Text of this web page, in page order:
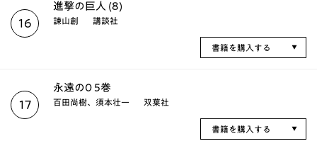
16
進撃の巨人 (8)
諫山創 講談社
書籍を購入する
17
永遠の0 5巻
百田尚樹、須本壮一 双葉社
書籍を購入する